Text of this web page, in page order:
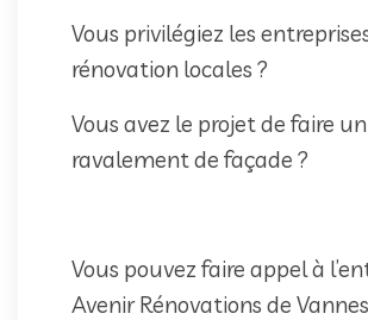
Vous privilégiez les
rénovation locales ?
Vous avez le projet de faire un
ravalement de façade ?
Vous pouvez faire appel à
Avenir Rénovations de